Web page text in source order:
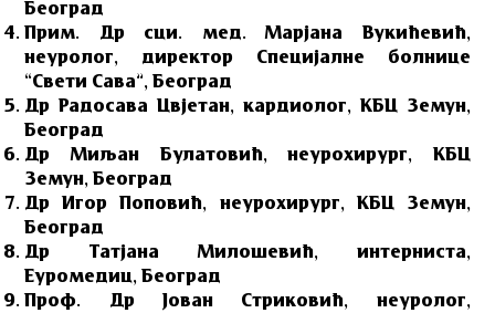
Београд
Прим. Др сци. мед. Марјана Вукићевић,
неуролог, директор Специјалне болнице
“Свети Сава”, Београд
Др Радосава Цвјетан, кардиолог, КБЦ Земун,
Београд
Др Миљан Булатовић, неурохирург, КБЦ
Земун, Београд
Др Игор Поповић, неурохирург, КБЦ Земун,
Београд
Др Татјана Милошевић, интерниста,
Еуромедиц, Београд
Проф. Др Јован Стриковић, неуролог,